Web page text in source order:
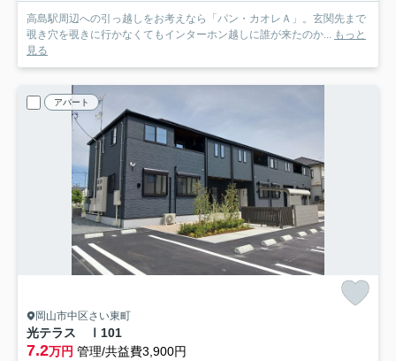
高島駅周辺への引っ越しをお考えなら「パン・カオレＡ」。玄関先まで
覗き穴を覗きに行かなくてもインターホン越しに誰が来たのか... もっと
見る
アパート
岡山市中区さい東町
光テラス Ⅰ 101
7.2万円 管理/共益費3,900円